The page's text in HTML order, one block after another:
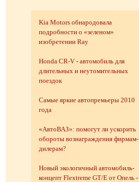
Kia Motors обнародовала
подробности о «зеленом»
изобретении Ray
Honda CR-V - автомобиль для
длительных и неутомительных
поездок
Самые яркие автопремьеры 2010
года
«АвтоВАЗ»: помогут ли ускорить
обороты вознаграждения фирмам-
дилерам?
Новый экологичный автомобиль-
концепт Flextreme GT/E от Опель -